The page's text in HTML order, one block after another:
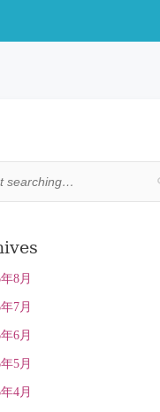
8月
7月
6月
5月
4月